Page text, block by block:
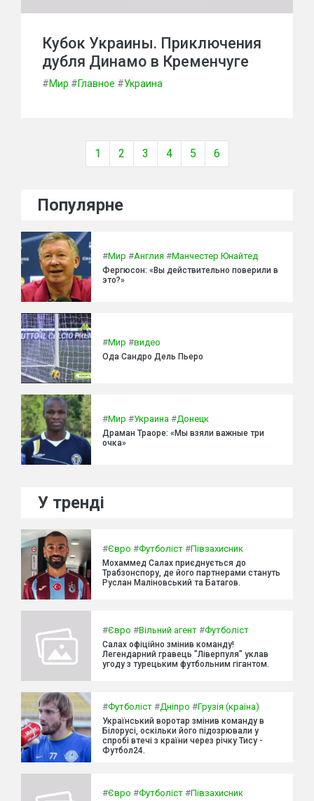
Кубок Украины. Приключения
дубля Динамо в Кременчуге
#Мир #Главное #Украина
1 2 3 4 5 6
Популярне
#Мир #Англия #Манчестер Юнайтед
Фергюсон: «Вы действительно поверили в
это?»
#Мир #видео
Ода Сандро Дель Пьеро
#Мир #Украина #Донецк
Драман Траоре: «Мы взяли важные три
очка»
У тренді
#Євро #Футболіст #Півзахисник
Мохаммед Салах приєднується до
Трабзонспору, де його партнерами стануть
Руслан Маліновський та Батагов.
#Євро #Вільний агент #Футболіст
Салах офіційно змінив команду!
Легендарний гравець "Ліверпуля" уклав
угоду з турецьким футбольним гігантом.
#Футболіст #Дніпро #Грузія (країна)
Український воротар змінив команду в
Білорусі, оскільки його підозрювали у
спробі втечі з країни через річку Тису -
Футбол24.
#Євро #Футболіст #Півзахисник